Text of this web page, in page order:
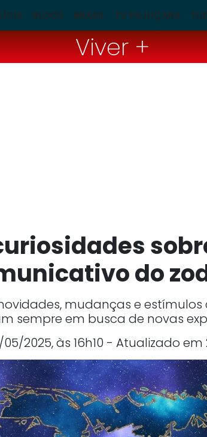
BLOGS BRASIL TV PAJUÇARA
Viver +
do
mudanças e
sempre em busca de novas
2025, às 16h10 - Atualizado em